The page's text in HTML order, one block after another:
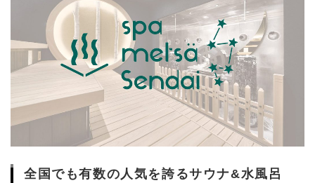
全国でも有数の人気を誇るサウナ&水風呂